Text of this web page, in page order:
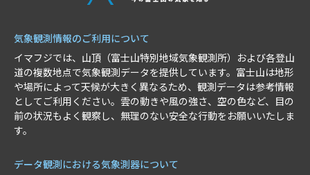
気象観測情報のご利用について
イマフジでは、山頂（富士山特別地域気象観測所）および各登山
道の複数地点で気象観測データを提供しています。富士山は地形
や場所によって天候が大きく異なるため、観測データは参考情報
としてご利用ください。雲の動きや風の強さ、空の色など、目の
前の状況もよく観察し、無理のない安全な行動をお願いいたしま
す。
データ観測における気象測器について